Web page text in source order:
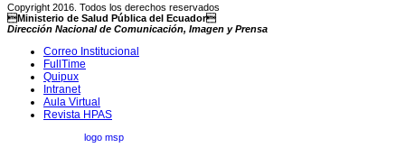
Copyright 2016. Todos los derechos reservados
Ministerio de Salud Pública del Ecuador
Dirección Nacional de Comunicación, Imagen y Prensa
Correo Institucional
FullTime
Quipux
Intranet
Aula Virtual
Revista HPAS